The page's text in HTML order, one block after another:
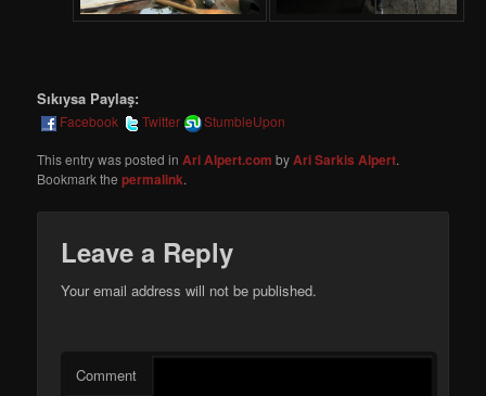
Sıkıysa Paylaş:
Facebook Twitter StumbleUpon
This entry was posted inAri Alpert.com byAri Sarkis Alpert.
Bookmark thepermalink.
Leave a Reply
Your email address will not be published.
Comment